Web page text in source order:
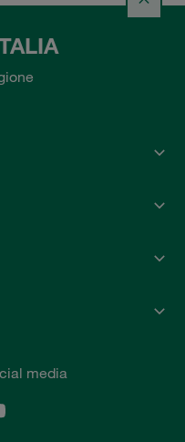
media